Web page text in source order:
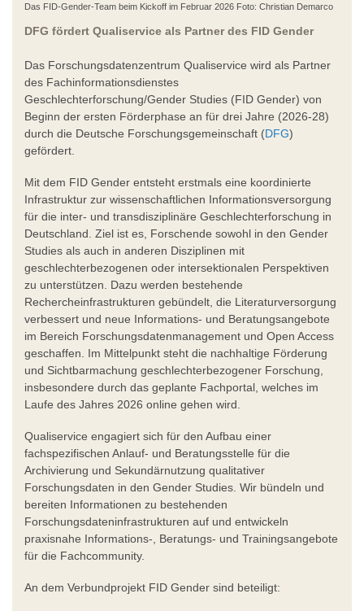
Das FID-Gender-Team beim Kickoff im Februar 2026 Foto: Christian Demarco
DFG fördert Qualiservice als Partner des FID Gender
Das Forschungsdatenzentrum Qualiservice wird als Partner
des Fachinformationsdienstes
Geschlechterforschung/Gender Studies (FID Gender) von
Beginn der ersten Förderphase an für drei Jahre (2026-28)
durch die Deutsche Forschungsgemeinschaft (DFG)
gefördert.
Mit dem FID Gender entsteht erstmals eine koordinierte
Infrastruktur zur wissenschaftlichen Informationsversorgung
für die inter- und transdisziplinäre Geschlechterforschung in
Deutschland. Ziel ist es, Forschende sowohl in den Gender
Studies als auch in anderen Disziplinen mit
geschlechterbezogenen oder intersektionalen Perspektiven
zu unterstützen. Dazu werden bestehende
Rechercheinfrastrukturen gebündelt, die Literaturversorgung
verbessert und neue Informations- und Beratungsangebote
im Bereich Forschungsdatenmanagement und Open Access
geschaffen. Im Mittelpunkt steht die nachhaltige Förderung
und Sichtbarmachung geschlechterbezogener Forschung,
insbesondere durch das geplante Fachportal, welches im
Laufe des Jahres 2026 online gehen wird.
Qualiservice engagiert sich für den Aufbau einer
fachspezifischen Anlauf- und Beratungsstelle für die
Archivierung und Sekundärnutzung qualitativer
Forschungsdaten in den Gender Studies. Wir bündeln und
bereiten Informationen zu bestehenden
Forschungsdateninfrastrukturen auf und entwickeln
praxisnahe Informations-, Beratungs- und Trainingsangebote
für die Fachcommunity.
An dem Verbundprojekt FID Gender sind beteiligt: